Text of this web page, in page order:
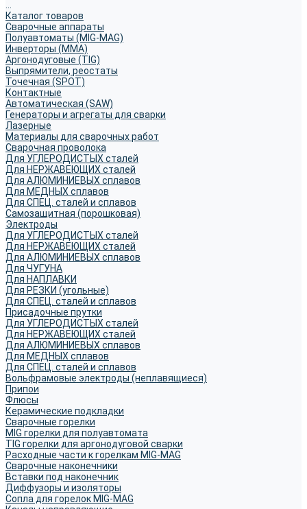
Каталог товаров
Сварочные аппараты
Полуавтоматы (MIG-MAG)
Инверторы (MMA)
Аргонодуговые (TIG)
Выпрямители, реостаты
Точечная (SPOT)
Контактные
Автоматическая (SAW)
Генераторы и агрегаты для сварки
Лазерные
Материалы для сварочных работ
Сварочная проволока
Для УГЛЕРОДИСТЫХ сталей
Для НЕРЖАВЕЮЩИХ сталей
Для АЛЮМИНИЕВЫХ сплавов
Для МЕДНЫХ сплавов
Для СПЕЦ. сталей и сплавов
Самозащитная (порошковая)
Электроды
Для УГЛЕРОДИСТЫХ сталей
Для НЕРЖАВЕЮЩИХ сталей
Для АЛЮМИНИЕВЫХ сплавов
Для ЧУГУНА
Для НАПЛАВКИ
Для РЕЗКИ (угольные)
Для СПЕЦ. сталей и сплавов
Присадочные прутки
Для УГЛЕРОДИСТЫХ сталей
Для НЕРЖАВЕЮЩИХ сталей
Для АЛЮМИНИЕВЫХ сплавов
Для МЕДНЫХ сплавов
Для СПЕЦ. сталей и сплавов
Вольфрамовые электроды (неплавящиеся)
Припои
Флюсы
Керамические подкладки
Сварочные горелки
MIG горелки для полуавтомата
TIG горелки для аргонодуговой сварки
Расходные части к горелкам MIG-MAG
Сварочные наконечники
Вставки под наконечник
Диффузоры и изоляторы
Сопла для горелок MIG-MAG